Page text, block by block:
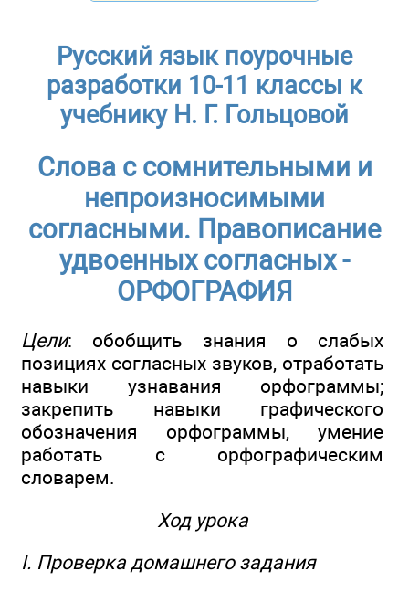
Русский язык поурочные
разработки 10-11 классы к
учебнику Н. Г. Гольцовой
Слова с сомнительными и
непроизносимыми
согласными. Правописание
удвоенных согласных -
ОРФОГРАФИЯ
Цели: обобщить знания о слабых
позициях согласных звуков, отработать
навыки узнавания орфограммы;
закрепить навыки графического
обозначения орфограммы, умение
работать с орфографическим
словарем.
Ход урока
I. Проверка домашнего задания